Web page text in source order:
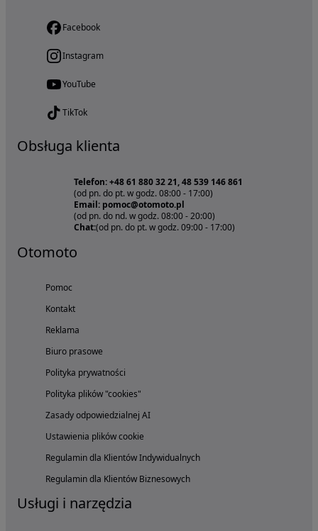
Facebook
Instagram
YouTube
TikTok
Obsługa klienta
Telefon: +48 61 880 32 21, 48 539 146 861
(od pn. do pt. w godz. 08:00 - 17:00)
Email: pomoc@otomoto.pl
(od pn. do nd. w godz. 08:00 - 20:00)
Chat:(od pn. do pt. w godz. 09:00 - 17:00)
Otomoto
Pomoc
Kontakt
Reklama
Biuro prasowe
Polityka prywatności
Polityka plików "cookies"
Zasady odpowiedzialnej AI
Ustawienia plików cookie
Regulamin dla Klientów Indywidualnych
Regulamin dla Klientów Biznesowych
Usługi i narzędzia